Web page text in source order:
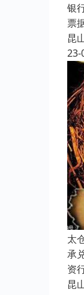
银
票
昆
23-
太
承
资
昆